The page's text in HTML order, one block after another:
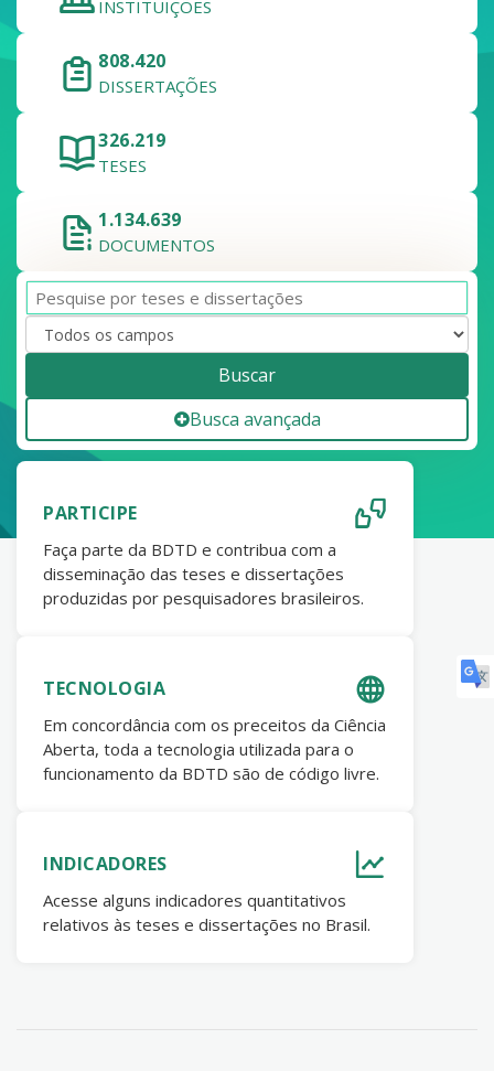
INSTITUIÇÕES
808.420
DISSERTAÇÕES
326.219
TESES
1.134.639
DOCUMENTOS
Buscar
Busca avançada
PARTICIPE
Faça parte da BDTD e contribua com a
disseminação das teses e dissertações
produzidas por pesquisadores brasileiros.
TECNOLOGIA
Em concordância com os preceitos da Ciência
Aberta, toda a tecnologia utilizada para o
funcionamento da BDTD são de código livre.
INDICADORES
Acesse alguns indicadores quantitativos
relativos às teses e dissertações no Brasil.